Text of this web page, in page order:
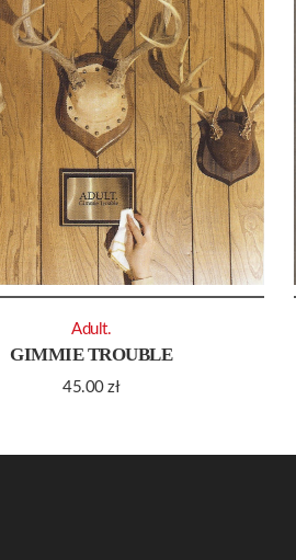
GIMMIE TROUBLE
45.00zł
Adult.